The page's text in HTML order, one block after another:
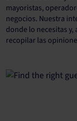
mayoristas,
negocios. Nuestra
donde lo necesitas
recopilar las